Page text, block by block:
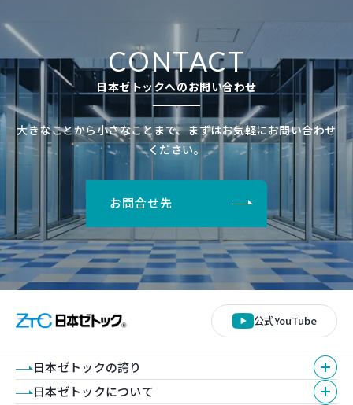
CONTACT
日本ゼトックへのお問い合わせ
大きなことから小さなことまで、まずはお気軽にお問い合わせ
ください。
お問合せ先
公式YouTube
日本ゼトックの誇り
日本ゼトックについて